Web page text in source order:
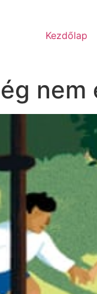
Kezdőlap
nem